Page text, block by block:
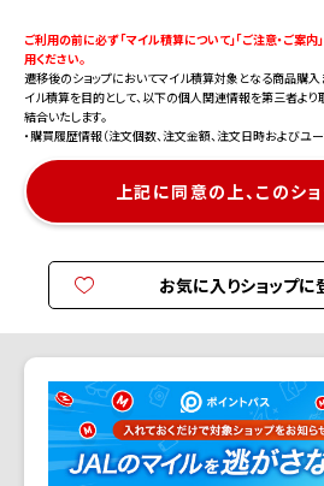
ご利用の前に必ず 「マイル積算について」「ご注意・ご案
用ください。
遷移後のショップにおいてマイル積算対象となる商品購
イル積算を目的として、以下の個人関連情報を第三者よ
結合いたします。
・購買履歴情報（注文個数、注文金額、注文日時およびユ
上記に同意の上、このシ
お気に入りショップに